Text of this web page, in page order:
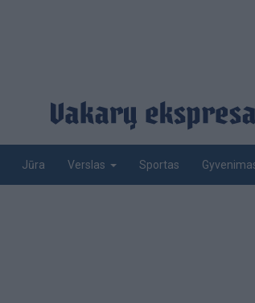
Jūra Verslas Sportas